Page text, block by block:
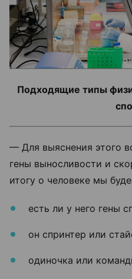
Подходящие типы
— Для выяснения этого
гены выносливости и
итогу о человеке мы
есть ли у него гены
он спринтер или
одиночка или